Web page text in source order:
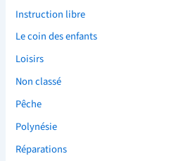
Instruction libre
Le coin des enfants
Loisirs
Non classé
Pêche
Polynésie
Réparations